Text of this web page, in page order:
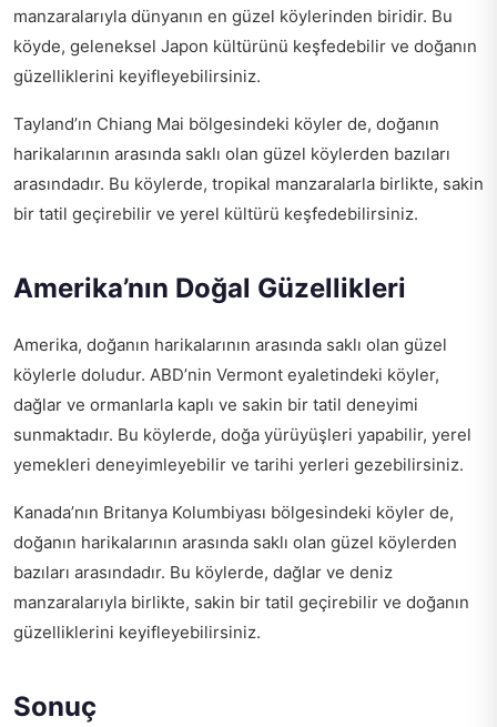
manzaralarıyla dünyanın en güzel köylerinden biridir. Bu
köyde, geleneksel Japon kültürünü keşfedebilir ve doğanın
güzelliklerini keyifleyebilirsiniz.
Tayland’ın Chiang Mai bölgesindeki köyler de, doğanın
harikalarının arasında saklı olan güzel köylerden bazıları
arasındadır. Bu köylerde, tropikal manzaralarla birlikte, sakin
bir tatil geçirebilir ve yerel kültürü keşfedebilirsiniz.
Amerika’nın Doğal Güzellikleri
Amerika, doğanın harikalarının arasında saklı olan güzel
köylerle doludur. ABD’nin Vermont eyaletindeki köyler,
dağlar ve ormanlarla kaplı ve sakin bir tatil deneyimi
sunmaktadır. Bu köylerde, doğa yürüyüşleri yapabilir, yerel
yemekleri deneyimleyebilir ve tarihi yerleri gezebilirsiniz.
Kanada’nın Britanya Kolumbiyası bölgesindeki köyler de,
doğanın harikalarının arasında saklı olan güzel köylerden
bazıları arasındadır. Bu köylerde, dağlar ve deniz
manzaralarıyla birlikte, sakin bir tatil geçirebilir ve doğanın
güzelliklerini keyifleyebilirsiniz.
Sonuç